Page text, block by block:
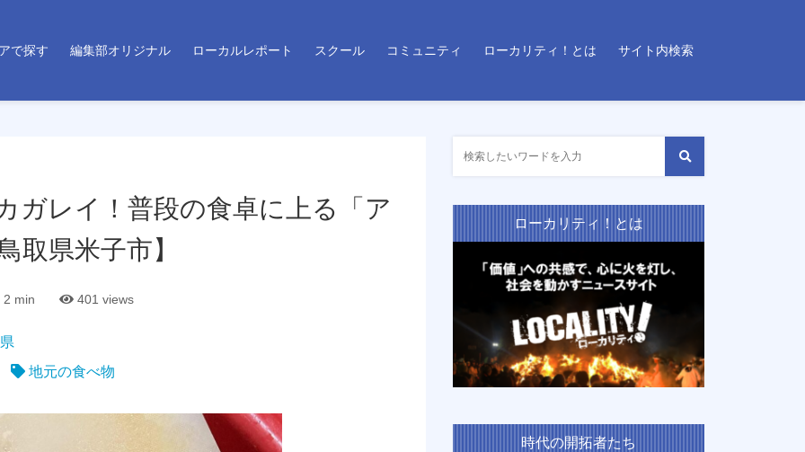
で探す 編集部オリジナル ローカルレポート スクール コミュニティ ローカリティ！とは サイト内検索
ガレイ！普段の食卓に上る「ア
取県米子市】
2 min 401 views
地元の食べ物
ローカリティ！とは
時代の開拓者たち